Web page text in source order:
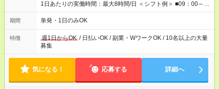
1日あたりの実働時間：最大8時間/日 ＜シフト例＞ ■09：00～
18：00 ■20：00～翌5：00 など！ 上記時間内で、 実働8時
間・休憩1時間／日
期間 単発・1日のみOK
特徴 週1日からOK / 日払いOK / 副業・WワークOK / 10名以上の大量
募集
気になる！ 応募する 詳細へ